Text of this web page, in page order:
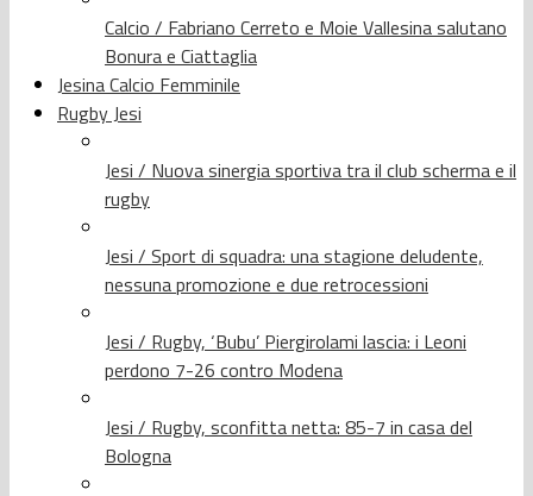
Calcio / Fabriano Cerreto e Moie Vallesina salutano
Bonura e Ciattaglia
Jesina Calcio Femminile
Rugby Jesi
Jesi / Nuova sinergia sportiva tra il club scherma e il
rugby
Jesi / Sport di squadra: una stagione deludente,
nessuna promozione e due retrocessioni
Jesi / Rugby, ‘Bubu’ Piergirolami lascia: i Leoni
perdono 7-26 contro Modena
Jesi / Rugby, sconfitta netta: 85-7 in casa del
Bologna